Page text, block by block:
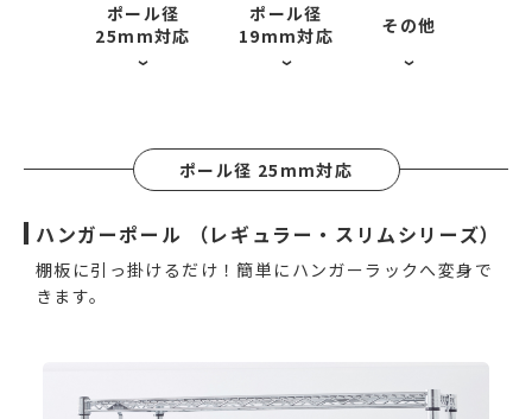
ポール径
25mm対応
ポール径
19mm対応
その他
ポール径 25mm対応
ハンガーポール （レギュラー・スリムシリーズ）
棚板に引っ掛けるだけ！簡単にハンガーラックへ変身で
きます。